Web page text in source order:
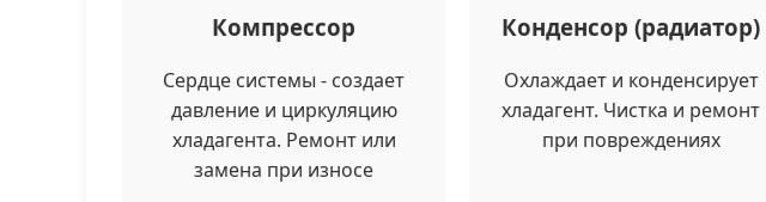
Компрессор
Сердце системы - создает
давление и циркуляцию
хладагента. Ремонт или
замена при износе
Конденсор (радиатор)
Охлаждает и конденсирует
хладагент. Чистка и ремонт
при повреждениях